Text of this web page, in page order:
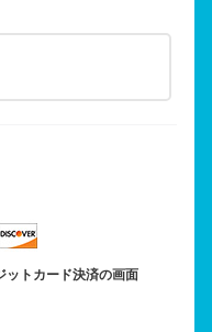
ットカード決済の画面